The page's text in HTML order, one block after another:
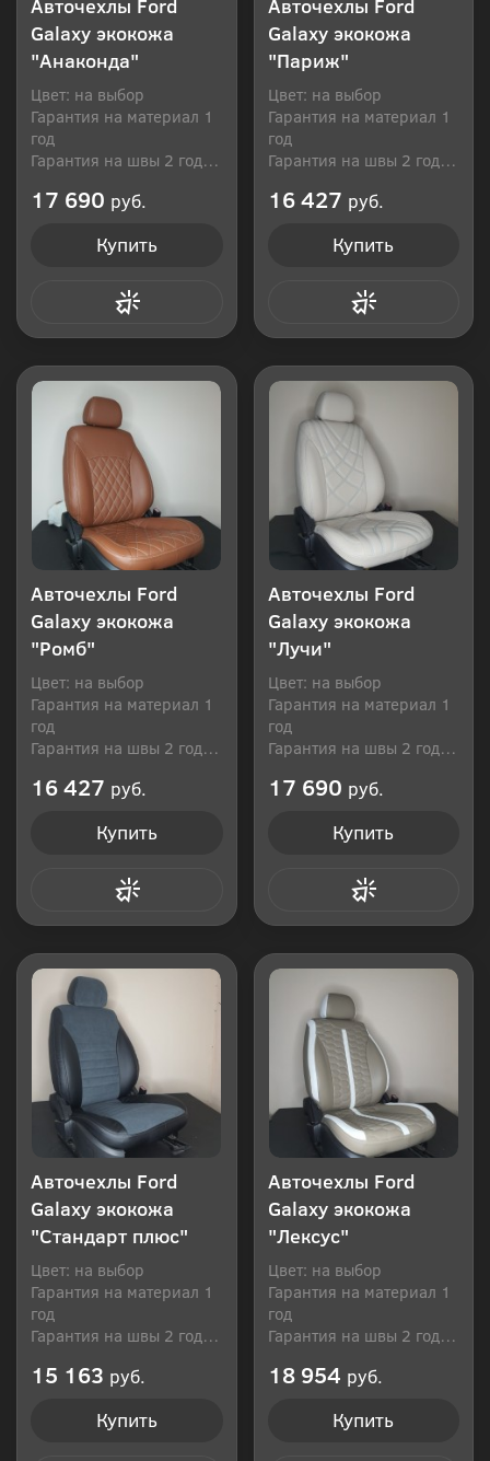
Авточехлы Ford
Galaxy экокожа
"Анаконда"
Цвет: на выбор
Гарантия на материал 1
год
Гарантия на швы 2 года
17 690 руб.
Купить
Авточехлы Ford
Galaxy экокожа
"Париж"
Цвет: на выбор
Гарантия на материал 1
год
Гарантия на швы 2 года
16 427 руб.
Купить
Авточехлы Ford
Galaxy экокожа
"Ромб"
Цвет: на выбор
Гарантия на материал 1
год
Гарантия на швы 2 года
16 427 руб.
Купить
Авточехлы Ford
Galaxy экокожа
"Лучи"
Цвет: на выбор
Гарантия на материал 1
год
Гарантия на швы 2 года
17 690 руб.
Купить
Авточехлы Ford
Galaxy экокожа
"Стандарт плюс"
Цвет: на выбор
Гарантия на материал 1
год
Гарантия на швы 2 года
15 163 руб.
Купить
Авточехлы Ford
Galaxy экокожа
"Лексус"
Цвет: на выбор
Гарантия на материал 1
год
Гарантия на швы 2 года
18 954 руб.
Купить